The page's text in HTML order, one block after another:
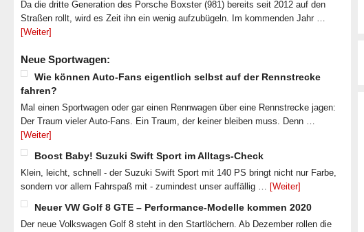
Da die dritte Generation des Porsche Boxster (981) bereits seit 2012 auf den
Straßen rollt, wird es Zeit ihn ein wenig aufzubügeln. Im kommenden Jahr …
[Weiter]
Neue Sportwagen:
Wie können Auto-Fans eigentlich selbst auf der Rennstrecke
fahren?
Mal einen Sportwagen oder gar einen Rennwagen über eine Rennstrecke jagen:
Der Traum vieler Auto-Fans. Ein Traum, der keiner bleiben muss. Denn …
[Weiter]
Boost Baby! Suzuki Swift Sport im Alltags-Check
Klein, leicht, schnell - der Suzuki Swift Sport mit 140 PS bringt nicht nur Farbe,
sondern vor allem Fahrspaß mit - zumindest unser auffällig … [Weiter]
Neuer VW Golf 8 GTE – Performance-Modelle kommen 2020
Der neue Volkswagen Golf 8 steht in den Startlöchern. Ab Dezember rollen die